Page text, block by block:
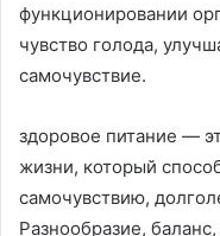
функционировании
чувство голода,
самочувствие.
здоровое питание —
жизни, который
самочувствию,
Разнообразие,